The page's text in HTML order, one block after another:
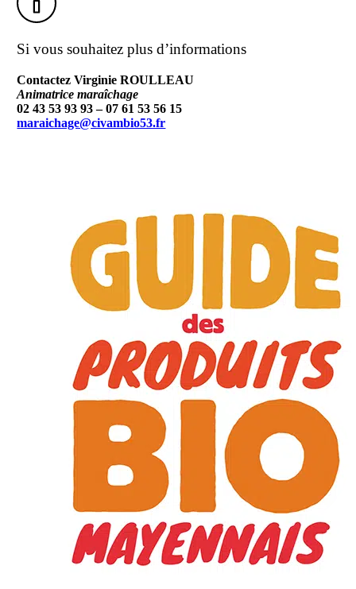
Si vous souhaitez plus d’informations
Contactez Virginie ROULLEAU
Animatrice maraîchage
02 43 53 93 93 – 07 61 53 56 15
maraichage@civambio53.fr